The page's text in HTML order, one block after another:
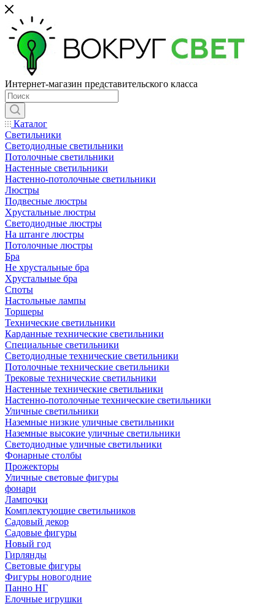
Интернет-магазин представительского класса
Каталог
Светильники
Светодиодные светильники
Потолочные светильники
Настенные светильники
Настенно-потолочные светильники
Люстры
Подвесные люстры
Хрустальные люстры
Светодиодные люстры
На штанге люстры
Потолочные люстры
Бра
Не хрустальные бра
Хрустальные бра
Споты
Настольные лампы
Торшеры
Технические светильники
Карданные технические светильники
Специальные светильники
Светодиодные технические светильники
Потолочные технические светильники
Трековые технические светильники
Настенные технические светильники
Настенно-потолочные технические светильники
Уличные светильники
Наземные низкие уличные светильники
Наземные высокие уличные светильники
Светодиодные уличные светильники
Фонарные столбы
Прожекторы
Уличные световые фигуры
фонари
Лампочки
Комплектующие светильников
Садовый декор
Садовые фигуры
Новый год
Гирлянды
Световые фигуры
Фигуры новогодние
Панно НГ
Елочные игрушки